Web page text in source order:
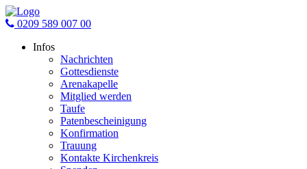
0209 589 007 00
Infos
Nachrichten
Gottesdienste
Arenakapelle
Mitglied werden
Taufe
Patenbescheinigung
Konfirmation
Trauung
Kontakte Kirchenkreis